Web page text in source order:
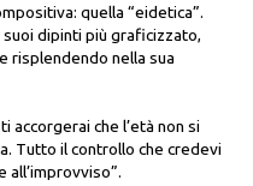
quella “eidetica”.
dipinti più graficizzato,
risplendendo nella sua
accorgerai che l’età non si
Tutto il controllo che credevi
all’improvviso”.